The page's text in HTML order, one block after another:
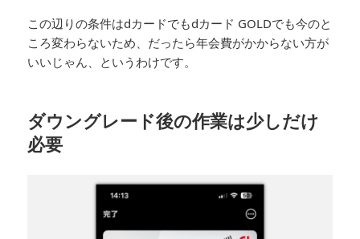
この辺りの条件はdカードでもdカード GOLDでも今のと
ころ変わらないため、だったら年会費がかからない方が
いいじゃん、というわけです。
ダウングレード後の作業は少しだけ
必要